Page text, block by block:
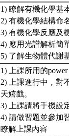
1) 瞭解有機化學基
2) 有機化學結構命
3) 有機化學反應及
4) 應用光譜解析簡
5) 了解生物體代謝
1) 上課所用的
2) 上課進行中，對
天嬉戲。
3) 上課請將手機設
4) 請做習題並參加
瞭解上課內容